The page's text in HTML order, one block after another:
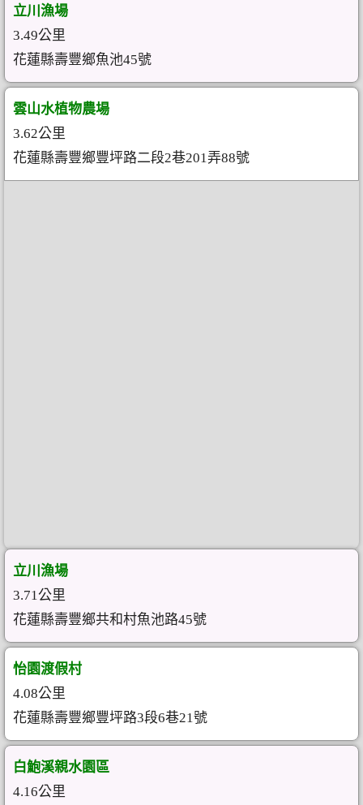
立川漁場
3.49公里
花蓮縣壽豐鄉魚池45號
雲山水植物農場
3.62公里
花蓮縣壽豐鄉豐坪路二段2巷201弄88號
立川漁場
3.71公里
花蓮縣壽豐鄉共和村魚池路45號
怡園渡假村
4.08公里
花蓮縣壽豐鄉豐坪路3段6巷21號
白鮑溪親水園區
4.16公里